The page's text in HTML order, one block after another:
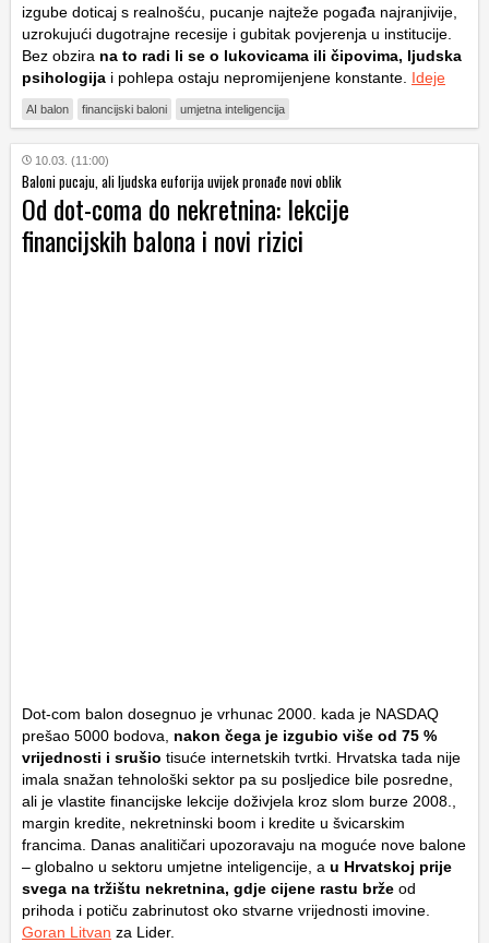
izgube doticaj s realnošću, pucanje najteže pogađa najranjivije,
uzrokujući dugotrajne recesije i gubitak povjerenja u institucije.
Bez obzira na to radi li se o lukovicama ili čipovima, ljudska
psihologija i pohlepa ostaju nepromijenjene konstante. Ideje
AI balon financijski baloni umjetna inteligencija
10.03. (11:00)
Baloni pucaju, ali ljudska euforija uvijek pronađe novi oblik
Od dot-coma do nekretnina: lekcije
financijskih balona i novi rizici
Dot-com balon dosegnuo je vrhunac 2000. kada je NASDAQ
prešao 5000 bodova, nakon čega je izgubio više od 75 %
vrijednosti i srušio tisuće internetskih tvrtki. Hrvatska tada nije
imala snažan tehnološki sektor pa su posljedice bile posredne,
ali je vlastite financijske lekcije doživjela kroz slom burze 2008.,
margin kredite, nekretninski boom i kredite u švicarskim
francima. Danas analitičari upozoravaju na moguće nove balone
– globalno u sektoru umjetne inteligencije, a u Hrvatskoj prije
svega na tržištu nekretnina, gdje cijene rastu brže od
prihoda i potiču zabrinutost oko stvarne vrijednosti imovine.
Goran Litvan za Lider.